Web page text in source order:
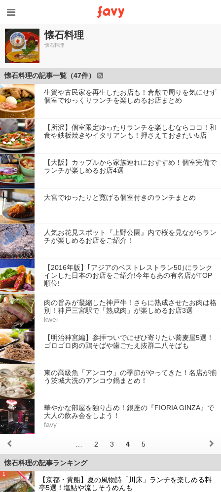
懐石料理
懐石料理
懐石料理の記事一覧（47件）
生簀や古民家を再生したお店も！倉敷で周りを気にせず
個室でゆっくりランチを楽しめるお店まとめ
【所沢】個室限定ゆったりランチを楽しむならココ！和
食や鉄板焼きやイタリアンも！押さえておきたい5店
【大阪】カップルから家族連れにおすすめ！個室完備で
ランチが楽しめるお店4選
大宮でゆったりと寛げる個室付きのランチまとめ
人気お花見スポット『上野公園』内で桜を見ながらラン
チが楽しめるお店をご紹介！
【2016年版】｢アジアのベストレストラン50｣にランク
インした日本のお店をご紹介!今年もあの有名店がTOP
順位!
肉の旨みが凝縮した神戸牛！さらに熟成させたお肉は格
別！神戸三宮駅で「熟成肉」が楽しめるお店3選
kwei
【明治神宮編】参拝ついでにぜひ寄りたい蕎麦屋5選！
ゴロゴロ肉の鶏そばや歯ごたえ抜群二八そばも
東の高級魚「アンコウ」の季節がやってきた！名店が揃
う茨城大洗のアンコウ鍋まとめ！
華やかな部屋を独り占め！銀座の『FIORIA GINZA』で
大人の飲み会をしよう！
favy
2 3 4 5
懐石料理の記事ランキング
1
【京都・貴船】夏の風物詩「川床」ランチを楽しめる料
亭5選！塩鮎や流しそうめんも